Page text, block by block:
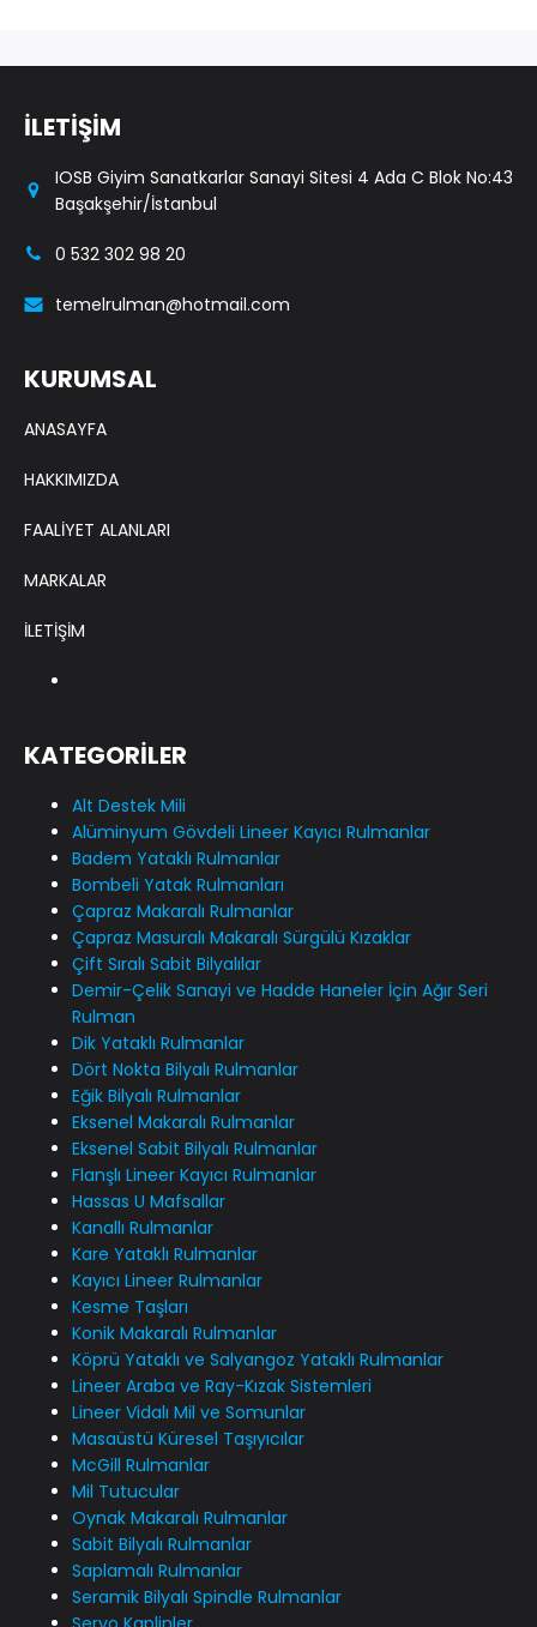
İLETİŞİM
IOSB Giyim Sanatkarlar Sanayi Sitesi 4 Ada C Blok No:43
Başakşehir/İstanbul
0 532 302 98 20
temelrulman@hotmail.com
KURUMSAL
ANASAYFA
HAKKIMIZDA
FAALİYET ALANLARI
MARKALAR
İLETİŞİM
KATEGORİLER
Alt Destek Mili
Alüminyum Gövdeli Lineer Kayıcı Rulmanlar
Badem Yataklı Rulmanlar
Bombeli Yatak Rulmanları
Çapraz Makaralı Rulmanlar
Çapraz Masuralı Makaralı Sürgülü Kızaklar
Çift Sıralı Sabit Bilyalılar
Demir-Çelik Sanayi ve Hadde Haneler İçin Ağır Seri
Rulman
Dik Yataklı Rulmanlar
Dört Nokta Bilyalı Rulmanlar
Eğik Bilyalı Rulmanlar
Eksenel Makaralı Rulmanlar
Eksenel Sabit Bilyalı Rulmanlar
Flanşlı Lineer Kayıcı Rulmanlar
Hassas U Mafsallar
Kanallı Rulmanlar
Kare Yataklı Rulmanlar
Kayıcı Lineer Rulmanlar
Kesme Taşları
Konik Makaralı Rulmanlar
Köprü Yataklı ve Salyangoz Yataklı Rulmanlar
Lineer Araba ve Ray-Kızak Sistemleri
Lineer Vidalı Mil ve Somunlar
Masaüstü Küresel Taşıyıcılar
McGill Rulmanlar
Mil Tutucular
Oynak Makaralı Rulmanlar
Sabit Bilyalı Rulmanlar
Saplamalı Rulmanlar
Seramik Bilyalı Spindle Rulmanlar